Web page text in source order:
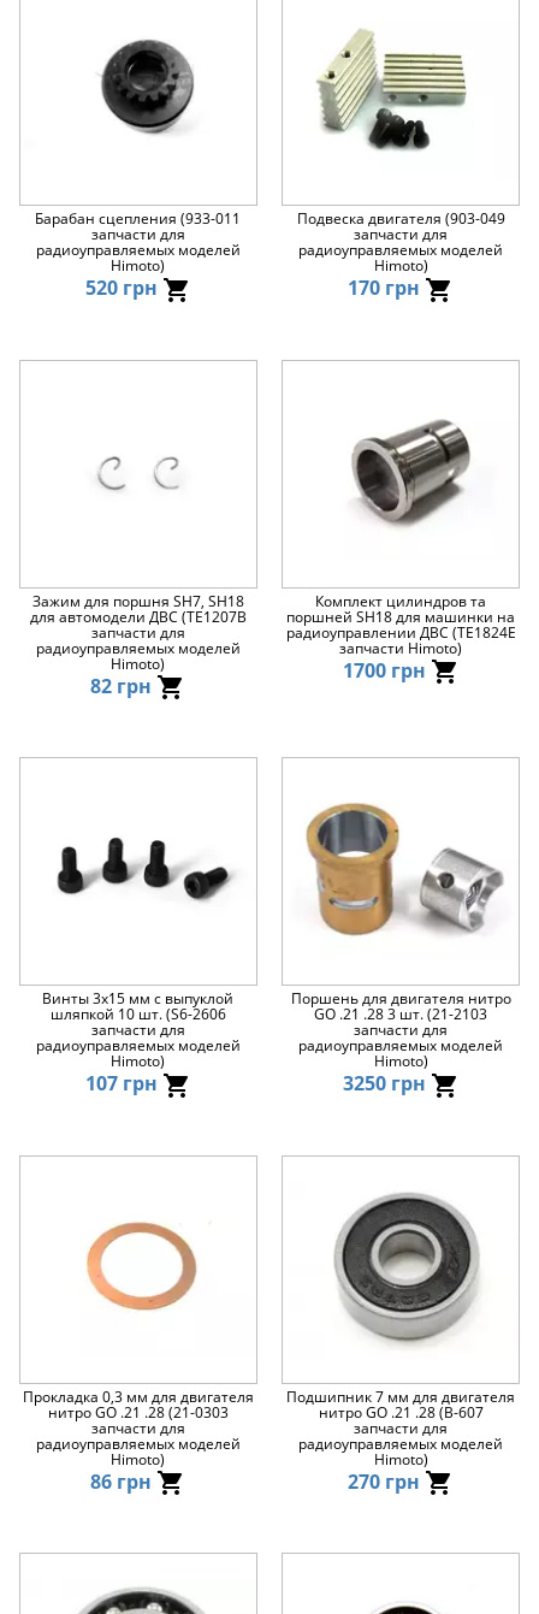
Барабан сцепления (933-011
запчасти для
радиоуправляемых моделей
Himoto)
520 грн
Подвеска двигателя (903-049
запчасти для
радиоуправляемых моделей
Himoto)
170 грн
Зажим для поршня SH7, SH18
для автомодели ДВС (TE1207B
запчасти для
радиоуправляемых моделей
Himoto)
82 грн
Комплект цилиндров та
поршней SH18 для машинки на
радиоуправлении ДВС (TE1824E
запчасти Himoto)
1700 грн
Винты 3х15 мм с выпуклой
шляпкой 10 шт. (S6-2606
запчасти для
радиоуправляемых моделей
Himoto)
107 грн
Поршень для двигателя нитро
GO .21 .28 3 шт. (21-2103
запчасти для
радиоуправляемых моделей
Himoto)
3250 грн
Прокладка 0,3 мм для двигателя
нитро GO .21 .28 (21-0303
запчасти для
радиоуправляемых моделей
Himoto)
86 грн
Подшипник 7 мм для двигателя
нитро GO .21 .28 (B-607
запчасти для
радиоуправляемых моделей
Himoto)
270 грн